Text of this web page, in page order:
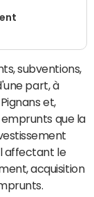
subventions,
part, à
et,
que la
affectant le
acquisition